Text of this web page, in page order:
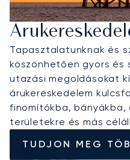
Tapasztalatunknak és
köszönhetően gyors és
utazási megoldásokat
árukereskedelem
finomítókba,
területekre és más
TUDJON MEG